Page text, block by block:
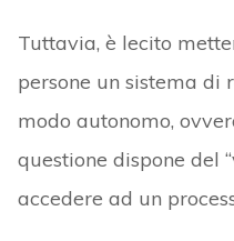
Tuttavia, è lecito
persone un sistema di
modo autonomo,
questione dispone del
accedere ad un